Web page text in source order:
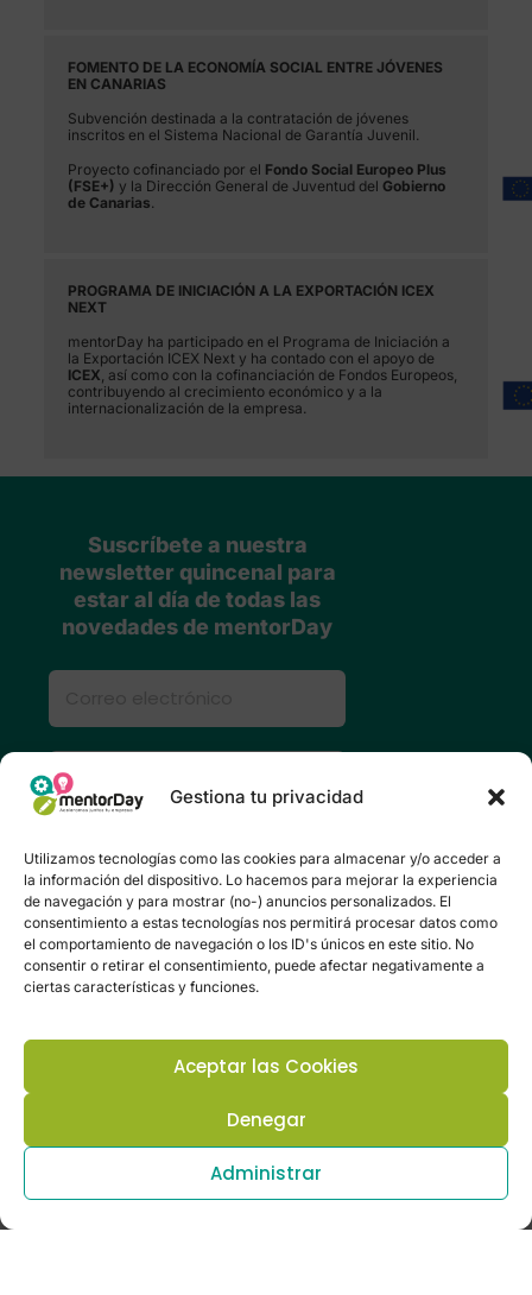
Gestiona tu privacidad
Utilizamos tecnologías como las cookies para almacenar y/o acceder a
la información del dispositivo. Lo hacemos para mejorar la experiencia
de navegación y para mostrar (no-) anuncios personalizados. El
consentimiento a estas tecnologías nos permitirá procesar datos como
el comportamiento de navegación o los ID's únicos en este sitio. No
consentir o retirar el consentimiento, puede afectar negativamente a
ciertas características y funciones.
Aceptar las Cookies
Denegar
Administrar
FOMENTO DE LA ECONOMÍA SOCIAL ENTRE JÓVENES
EN CANARIAS
Subvención destinada a la contratación de jóvenes
inscritos en el Sistema Nacional de Garantía Juvenil.
Proyecto cofinanciado por el Fondo Social Europeo Plus
(FSE+) y la Dirección General de Juventud del Gobierno
de Canarias
PROGRAMA DE INICIACIÓN A LA EXPORTACIÓN ICEX
NEXT
mentorDay ha participado en el Programa de Iniciación a
la Exportación ICEX Next y ha contado con el apoyo de
ICEX , así como con la cofinanciación de Fondos Europeos,
contribuyendo al crecimiento económico y a la
internacionalización de la empresa.
Suscríbete a nuestra
newsletter quincenal para
estar al día de todas las
novedades de mentorDay
Valora mentorDay en Google
emprendedores
lucro,